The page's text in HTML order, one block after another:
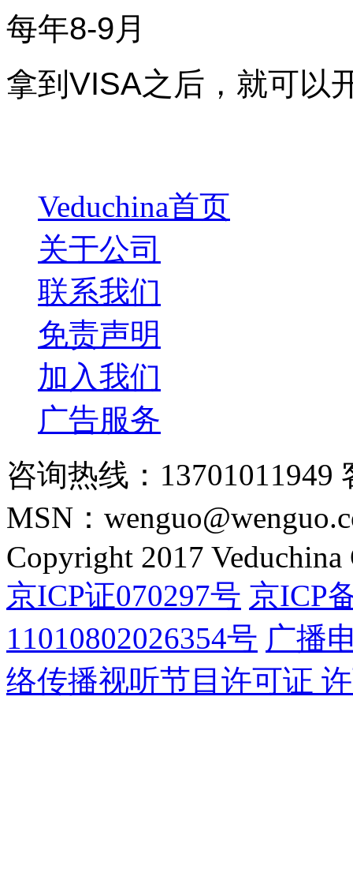
每年8-9月
拿到VISA之后，就可以
Veduchina首页
关于公司
联系我们
免责声明
加入我们
广告服务
咨询热线：13701011949
MSN：
Copyright 2017
京ICP证070297号 京ICP
11010802026354号 广播
络传播视听节目许可证